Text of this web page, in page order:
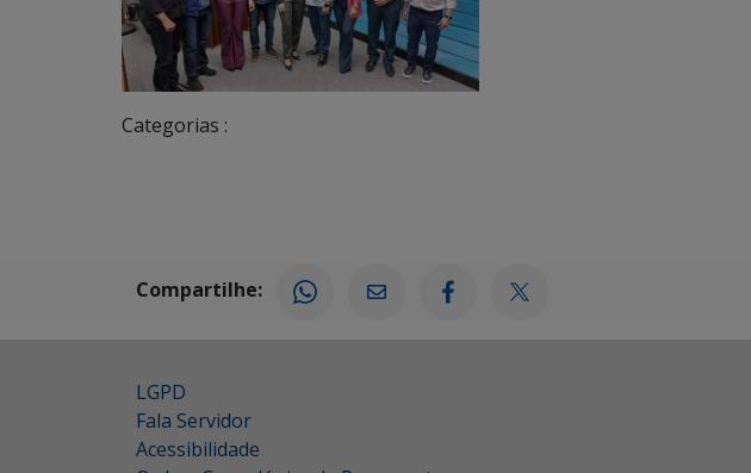
Categorias :
Compartilhe:
LGPD
Fala Servidor
Acessibilidade